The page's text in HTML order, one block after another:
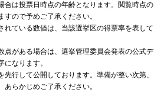
合は投票日時点の年齢となります。閲覧時点の
ので予めご了承ください。
ている数値は、当該選挙区の得票率を表して
がある場合は、選挙管理委員会発表の公式デ
なります。
行して公開しております。準備が整い次第、
らかじめご了承ください。